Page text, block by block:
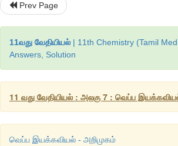
= 400 J - 5 atm L
= 400 J - (5 × 101.33 J)
∴ [ 1L atm = 101.33 J ]
= 400 J - 506.5 J
= - 106.5 J
Prev Page
11வது வேதியியல் | 11th Chemistry (Tamil
Answers, Solution
11 வது வேதியியல் : அலகு 7 : வெப்ப
வெப்ப இயக்கவியல் - அறிமுகம்